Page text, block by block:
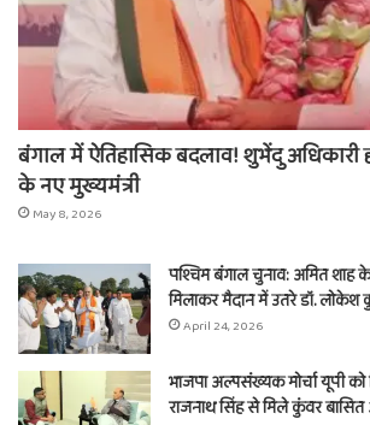
बंगाल में ऐतिहासिक बदलाव! शुभेंदु अधिकारी
के नए मुख्यमंत्री
May 8, 2026
पश्चिम बंगाल चुनाव: अमित
मिलाकर मैदान में उतरे डॉ. लोकेश
April 24, 2026
भाजपा अल्पसंख्यक मोर्चा यूपी को
राजनाथ सिंह से मिले कुंवर